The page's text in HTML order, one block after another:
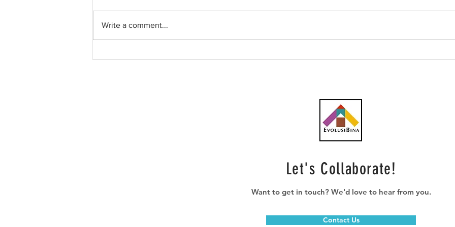
Write a comment...
Let's Collaborate!
Want to get in touch? We'd love to hear from you.
Contact Us